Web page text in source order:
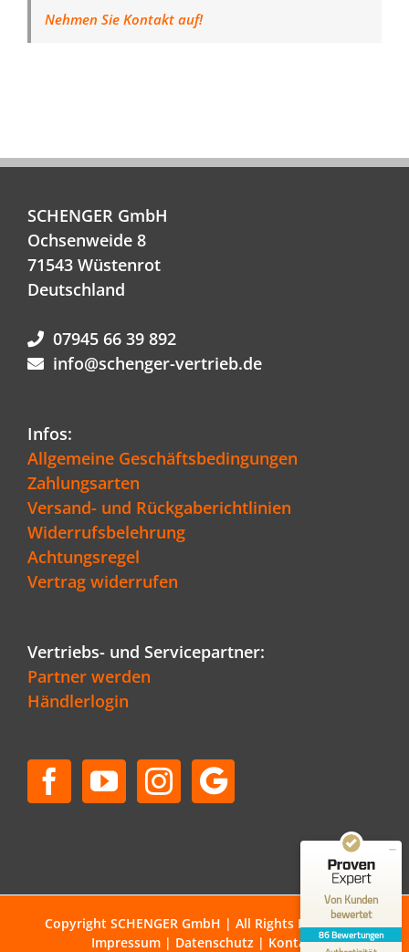
Nehmen Sie Kontakt auf!
SCHENGER GmbH
Ochsenweide 8
71543 Wüstenrot
Deutschland
07945 66 39 892
info@schenger-vertrieb.de
Infos:
Allgemeine Geschäftsbedingungen
Zahlungsarten
Versand- und Rückgaberichtlinien
Widerrufsbelehrung
Achtungsregel
Vertrag widerrufen
Vertriebs- und Servicepartner:
Partner werden
Händlerlogin
Copyright SCHENGER GmbH | All Rights Reserved |
Impressum| Datenschutz| Kontakt
Von Kunden
bewertet
86 Bewertungen
SEHR GUT
50
Bewertungen auf
ProvenExpert.com
Blick aufs ProvenExpert-Profil werfen